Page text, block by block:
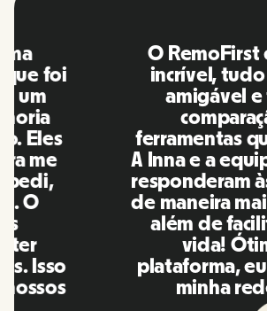
O RemoFirst é uma
incrível, tudo é
amigável e fácil de
comparação com
ferramentas que usei no
A Inna e a equipe foram
responderam às minhas
de maneira mais do
além de facilitar muito
vida! Ótimas
plataforma, eu a
minha rede de